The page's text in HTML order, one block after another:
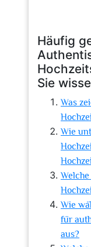
Häufig
Sie
Was
Wie
Wie
für
aus?